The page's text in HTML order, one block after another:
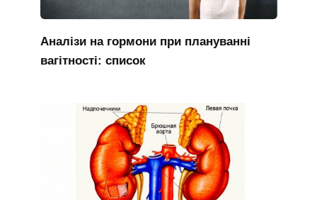
Аналізи на гормони при плануванні
вагітності: список